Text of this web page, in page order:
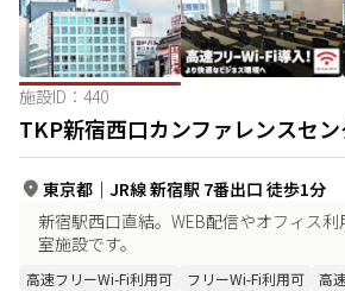
施設ID： 440
TKP新宿西口カンファレンスセン
東京都 ｜ JR線 新宿駅 7番出口 徒歩1分
新宿駅西口直結。WEB配信やオフィス
室施設です。
高速フリーWi-Fi利用可 フリーWi-Fi利用可
高